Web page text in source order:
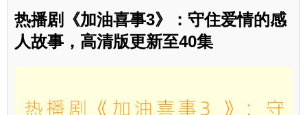
热播剧《加油喜事3》：守住爱情的感
人故事，高清版更新至40集